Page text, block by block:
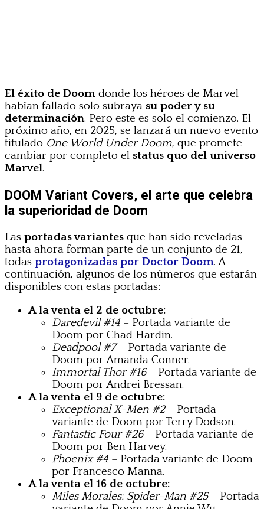
El éxito de Doom donde los héroes de Marvel
habían fallado solo subraya su poder y su
determinación. Pero este es solo el comienzo. El
próximo año, en 2025, se lanzará un nuevo evento
titulado One World Under Doom, que promete
cambiar por completo el status quo del universo
Marvel.
DOOM Variant Covers, el arte que celebra
la superioridad de Doom
Las portadas variantes que han sido reveladas
hasta ahora forman parte de un conjunto de 21,
todas protagonizadas por Doctor Doom. A
continuación, algunos de los números que estarán
disponibles con estas portadas:
A la venta el 2 de octubre:
Daredevil #14– Portada variante de
Doom por Chad Hardin.
Deadpool #7– Portada variante de
Doom por Amanda Conner.
Immortal Thor #16– Portada variante de
Doom por Andrei Bressan.
A la venta el 9 de octubre:
Exceptional X-Men #2– Portada
variante de Doom por Terry Dodson.
Fantastic Four #26– Portada variante de
Doom por Ben Harvey.
Phoenix #4– Portada variante de Doom
por Francesco Manna.
A la venta el 16 de octubre:
Miles Morales: Spider-Man #25– Portada